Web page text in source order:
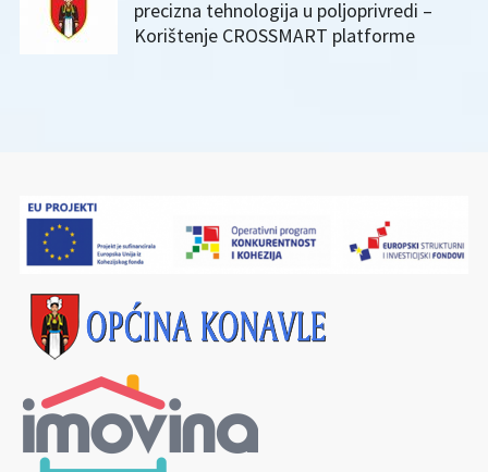
precizna tehnologija u poljoprivredi –
Korištenje CROSSMART platforme